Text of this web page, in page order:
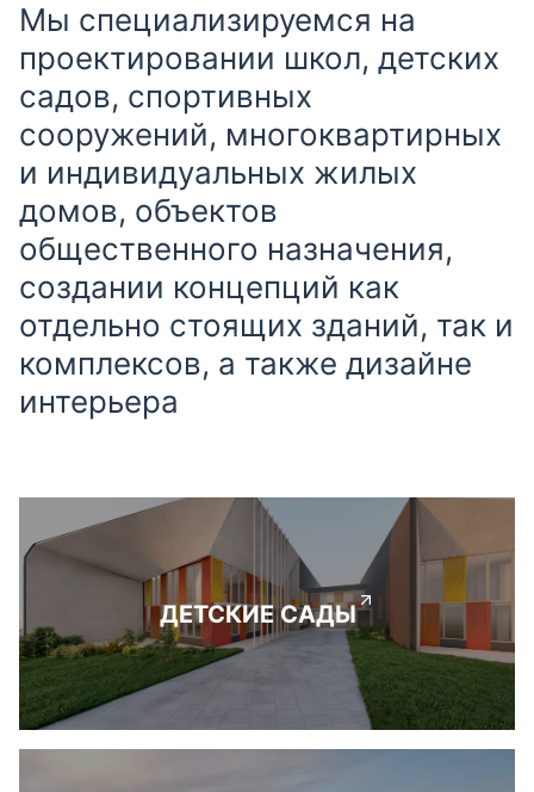
Мы специализируемся на
проектировании школ, детских
садов, спортивных
сооружений, многоквартирных
и индивидуальных жилых
домов, объектов
общественного назначения,
создании концепций как
отдельно стоящих зданий, так и
комплексов, а также дизайне
интерьера
ДЕТСКИЕ САДЫ